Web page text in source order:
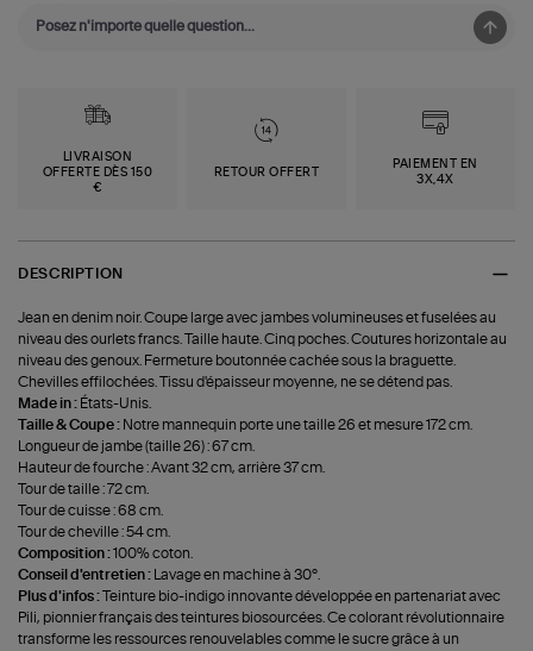
LIVRAISON
OFFERTE DÈS 150
€
RETOUR OFFERT
PAIEMENT EN
3X,4X
DESCRIPTION
Jean en denim noir. Coupe large avec jambes volumineuses et fuselées au
niveau des ourlets francs. Taille haute. Cinq poches. Coutures horizontale au
niveau des genoux. Fermeture boutonnée cachée sous la braguette.
Chevilles effilochées. Tissu d'épaisseur moyenne, ne se détend pas.
Made in : États-Unis.
Taille & Coupe : Notre mannequin porte une taille 26 et mesure 172 cm.
Longueur de jambe (taille 26) : 67 cm.
Hauteur de fourche : Avant 32 cm, arrière 37 cm.
Tour de taille : 72 cm.
Tour de cuisse : 68 cm.
Tour de cheville : 54 cm.
Composition :100% coton.
Conseil d'entretien :
Lavage en machine à 30°.
Plus d'infos :Teinture bio-indigo innovante développée en partenariat avec
Pili, pionnier français des teintures biosourcées. Ce colorant révolutionnaire
transforme les ressources renouvelables comme le sucre grâce à un